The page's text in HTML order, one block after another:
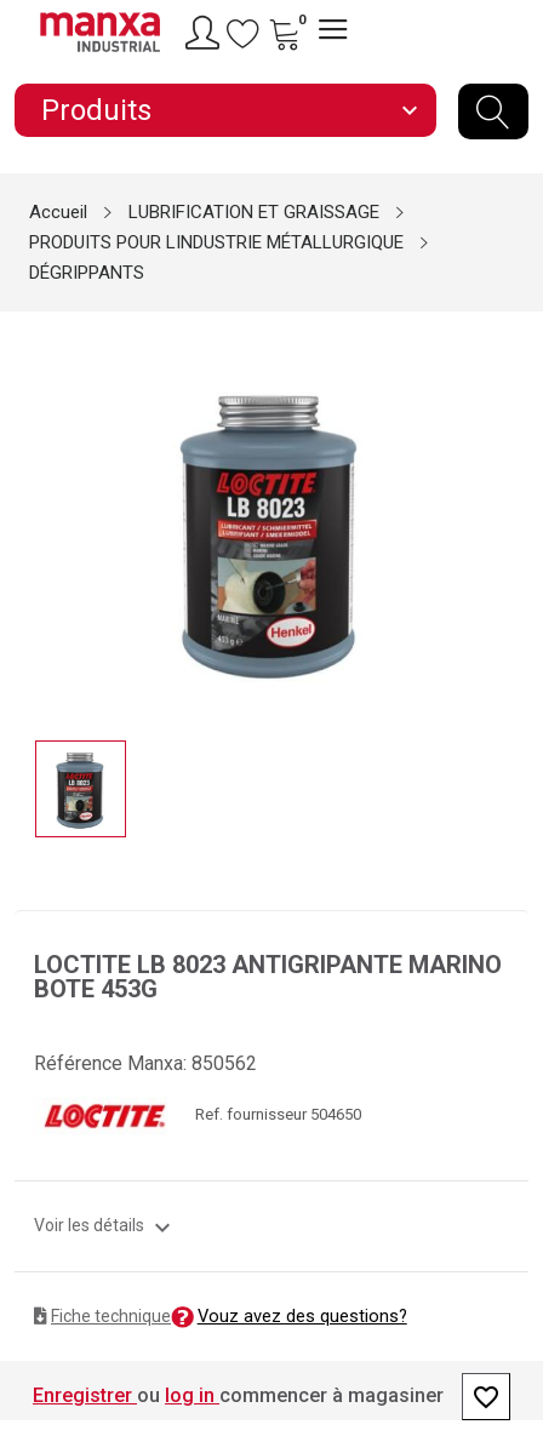
0
Produits expand_more
Accueil
LUBRIFICATION ET GRAISSAGE
PRODUITS POUR LINDUSTRIE MÉTALLURGIQUE
DÉGRIPPANTS
LOCTITE LB 8023 ANTIGRIPANTE MARINO
BOTE 453G
Référence Manxa: 850562
Ref. fournisseur 504650
Voir les détails expand_more
Fiche technique Vouz avez des questions?
Enregistrer ou log in commencer à magasiner favorite_border